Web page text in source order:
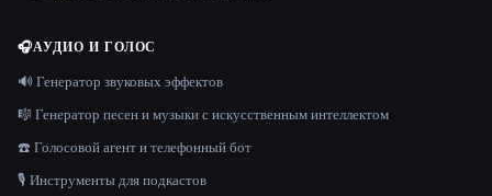
🎧АУДИО И ГОЛОС
🔊 Генератор звуковых эффектов
🎼 Генератор песен и музыки с искусственным интеллектом
☎️ Голосовой агент и телефонный бот
🎙️ Инструменты для подкастов